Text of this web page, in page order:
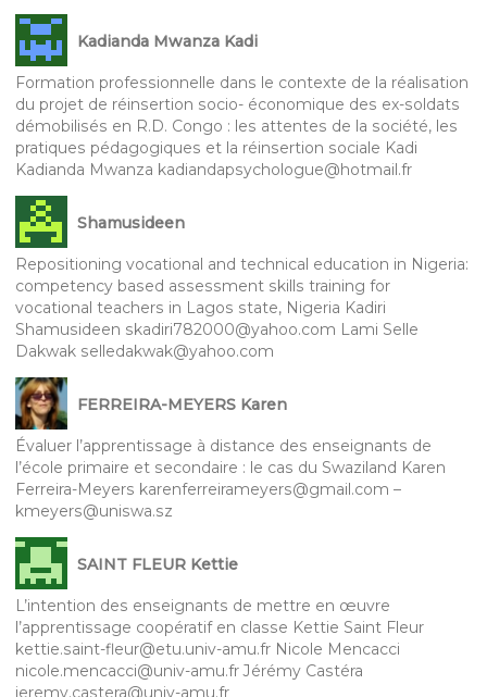
Kadianda Mwanza Kadi
Formation professionnelle dans le contexte de la réalisation
du projet de réinsertion socio- économique des ex-soldats
démobilisés en R.D. Congo : les attentes de la société, les
pratiques pédagogiques et la réinsertion sociale Kadi
Kadianda Mwanza kadiandapsychologue@hotmail.fr
Shamusideen
Repositioning vocational and technical education in Nigeria:
competency based assessment skills training for
vocational teachers in Lagos state, Nigeria Kadiri
Shamusideen skadiri782000@yahoo.com Lami Selle
Dakwak selledakwak@yahoo.com
FERREIRA-MEYERS Karen
Évaluer l’apprentissage à distance des enseignants de
l’école primaire et secondaire : le cas du Swaziland Karen
Ferreira-Meyers karenferreirameyers@gmail.com –
kmeyers@uniswa.sz
SAINT FLEUR Kettie
L’intention des enseignants de mettre en œuvre
l’apprentissage coopératif en classe Kettie Saint Fleur
kettie.saint-fleur@etu.univ-amu.fr Nicole Mencacci
nicole.mencacci@univ-amu.fr Jérémy Castéra
jeremy.castera@univ-amu.fr